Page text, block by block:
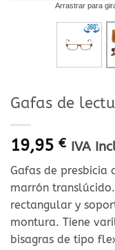
Arrastrar para
Gafas de
19,95 € IVA
Gafas de presbicia
marrón
rectangular y
montura. Tiene
bisagras de tipo